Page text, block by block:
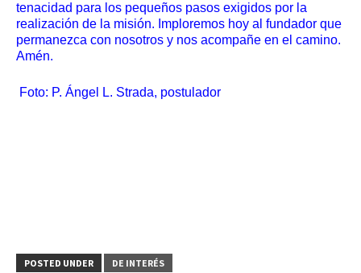
tenacidad para los pequeños pasos exigidos por la
realización de la misión. Imploremos hoy al fundador que
permanezca con nosotros y nos acompañe en el camino.
Amén.
Foto: P. Ángel L. Strada, postulador
POSTED UNDER DE INTERÉS